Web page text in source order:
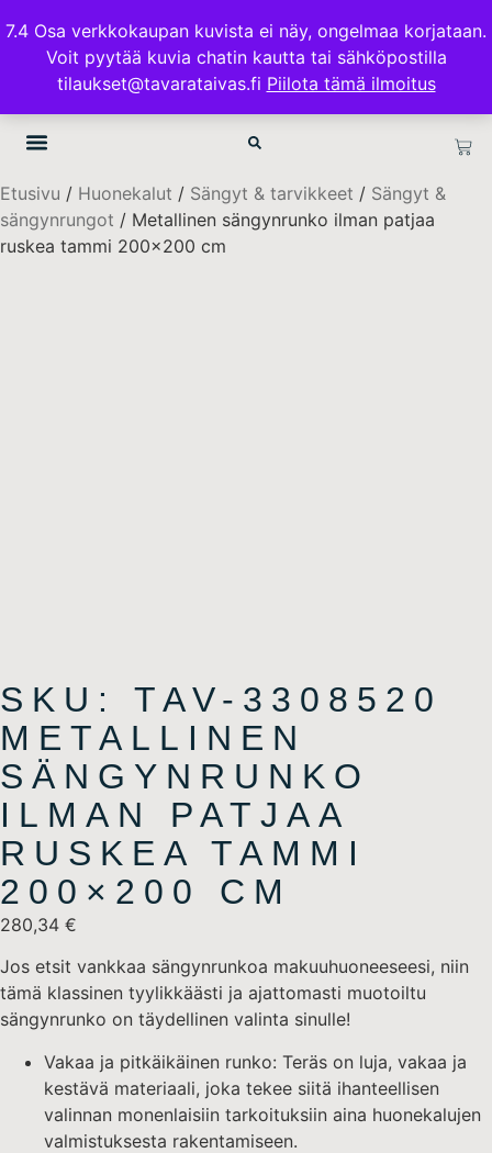
7.4 Osa verkkokaupan kuvista ei näy, ongelmaa korjataan.
Voit pyytää kuvia chatin kautta tai sähköpostilla
tilaukset@tavarataivas.fi Piilota tämä ilmoitus
ILMAINEN TOIMITUS 100€ TILAUKSISSA
TAVARATAIVAS.FI
Etusivu / Huonekalut / Sängyt & tarvikkeet / Sängyt &
sängynrungot / Metallinen sängynrunko ilman patjaa
ruskea tammi 200×200 cm
SKU: TAV-3308520
METALLINEN
SÄNGYNRUNKO
ILMAN PATJAA
RUSKEA TAMMI
200×200 CM
280,34 €
Jos etsit vankkaa sängynrunkoa makuuhuoneeseesi, niin
tämä klassinen tyylikkäästi ja ajattomasti muotoiltu
sängynrunko on täydellinen valinta sinulle!
Vakaa ja pitkäikäinen runko: Teräs on luja, vakaa ja
kestävä materiaali, joka tekee siitä ihanteellisen
valinnan monenlaisiin tarkoituksiin aina huonekalujen
valmistuksesta rakentamiseen.